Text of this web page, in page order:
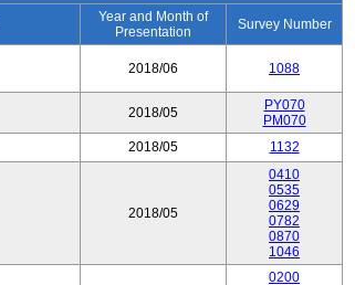
Year and Month of
Presentation
Survey Number
2018/06 1088
2018/05
PY070
PM070
2018/05 1132
2018/05
0410
0535
0629
0782
0870
1046
0200